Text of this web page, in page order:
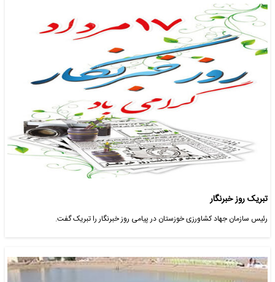
تبریک روز خبرنگار
رئیس سازمان جهاد کشاورزی خوزستان در پیامی روز خبرنگار را تبریک گفت.